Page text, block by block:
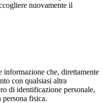
nuovamente il
informazione che, direttamente
con qualsiasi altra
di identificazione personale,
fisica.